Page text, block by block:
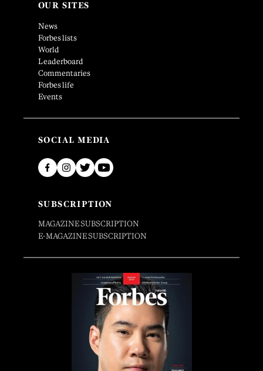
OUR SITES
News
Forbes lists
World
Leaderboard
Commentaries
Forbes life
Events
SOCIAL MEDIA
SUBSCRIPTION
MAGAZINE SUBSCRIPTION
E-MAGAZINE SUBSCRIPTION